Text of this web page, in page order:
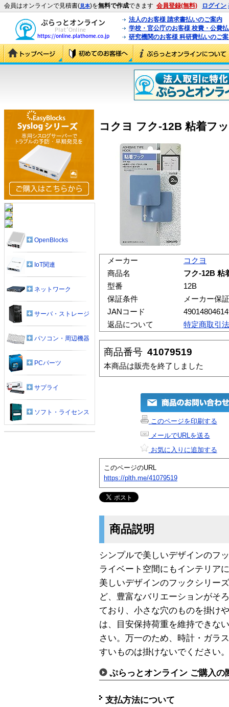
会員はオンラインで見積書(見本)を無料で作成できます 会員登録(無料) ログイン
法人のお客様 請求書払いのご案内
学校・官公庁のお客様 校費・公費
研究機関のお客様 科研費払いのご
コクヨ フク-12B 粘着フ
メーカー
コクヨ
商品名
フク-12B 粘
型番
12B
保証条件
メーカー保証
JANコード
返品について
特定商取引
商品番号 41079519
本商品は販売を終了しました
このページを印刷する
メールでURLを送る
お気に入りに追加する
このページのURL
https://plth.me/41079519
商品説明
シンプルで美しいデザインのフ
ライベート空間にもインテリア
美しいデザインのフックシリー
ど、豊富なバリエーションがそ
ており、小さな穴のものを掛け
は、目安保持荷重を維持できな
さい。万一のため、時計・ガラ
すいものは掛けないでください。
ぷらっとオンライン ご購入の
支払方法について
OpenBlocks
IoT関連
ネットワーク
サーバ・ストレージ
パソコン・周辺機器
PCパーツ
サプライ
ソフト・ライセンス